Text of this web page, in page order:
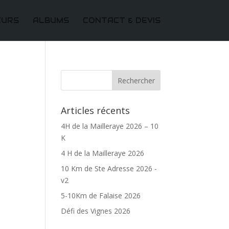
ALBUMS CONTACT & DEVIS
Articles récents
4H de la Mailleraye 2026 – 10
K
4 H de la Mailleraye 2026
10 Km de Ste Adresse 2026 -
v2
5-10Km de Falaise 2026
Défi des Vignes 2026